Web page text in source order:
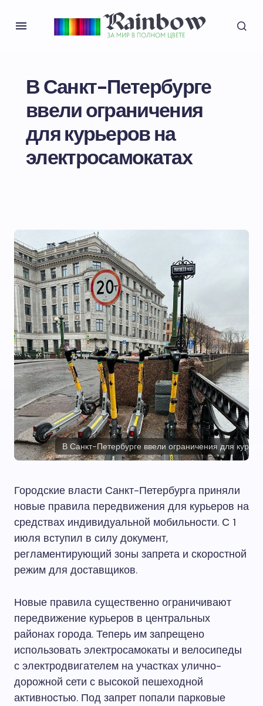
В Санкт-Петербурге
ввели ограничения
для курьеров на
электросамокатах
В Санкт-Петербурге ввели ограничения для
Городские власти Санкт-Петербурга приняли
новые правила передвижения для курьеров на
средствах индивидуальной мобильности. С 1
июля вступил в силу документ,
регламентирующий зоны запрета и скоростной
режим для доставщиков.
Новые правила существенно ограничивают
передвижение курьеров в центральных
районах города. Теперь им запрещено
использовать электросамокаты и велосипеды
с электродвигателем на участках улично-
дорожной сети с высокой пешеходной
активностью. Под запрет попали парковые